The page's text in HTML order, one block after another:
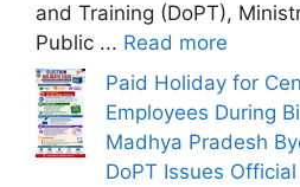
and Training (DoPT),
Public ... Read more
Paid Holiday for
Employees During
Madhya Pradesh
DoPT Issues